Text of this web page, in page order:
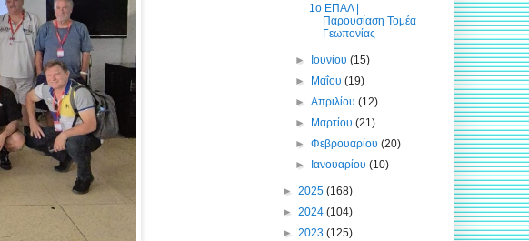
1ο ΕΠΑΛ |
Παρουσίαση Τομέα
Γεωπονίας
► Ιουνίου(15)
► Μαΐου(19)
►Απριλίου(12)
► Μαρτίου(21)
►Φεβρουαρίου(20)
► Ιανουαρίου(10)
► 2025 (168)
► 2024 (104)
► 2023 (125)